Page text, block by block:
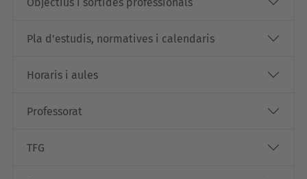
Pla d'estudis, normatives i calendaris
Horaris i aules
Professorat
TFG